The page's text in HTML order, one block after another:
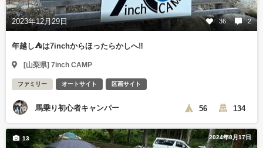
2023年12月29日 36 2
年越し⛺️は7inchからほったらかしへ‼️
[山梨県] 7inch CAMP
ファミリー オートサイト 区画サイト
馬乗り初心者キャンパー 56 134
2024年8月17日
13